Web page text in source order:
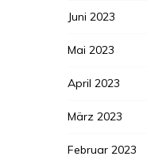
Juni 2023
Mai 2023
April 2023
März 2023
Februar 2023